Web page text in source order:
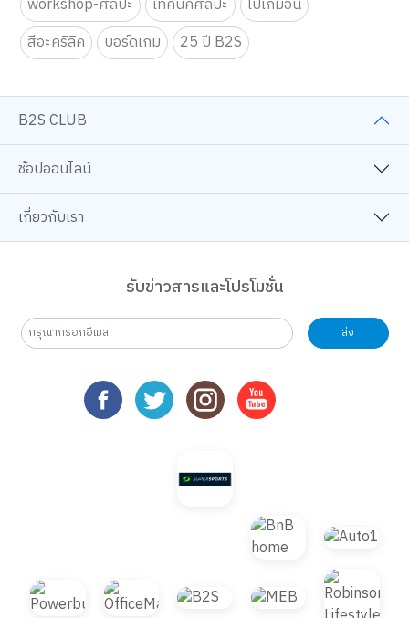
workshop-ศิลปะ
เทคนิคศิลปะ
โปเกมอน
สีอะคริลิค
บอร์ดเกม 25 ปี B2S
B2S CLUB
ช้อปออนไลน์
เกี่ยวกับเรา
รับข่าวสารและโปรโมชั่น
ส่ง